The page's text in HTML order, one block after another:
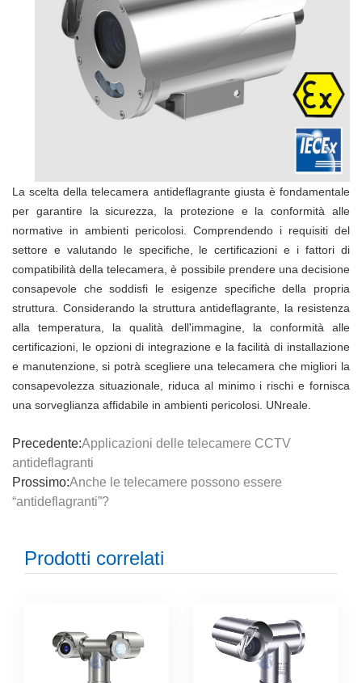
La scelta della telecamera antideflagrante giusta è fondamentale
per garantire la sicurezza, la protezione e la conformità alle
normative in ambienti pericolosi. Comprendendo i requisiti del
settore e valutando le specifiche, le certificazioni e i fattori di
compatibilità della telecamera, è possibile prendere una decisione
consapevole che soddisfi le esigenze specifiche della propria
struttura. Considerando la struttura antideflagrante, la resistenza
alla temperatura, la qualità dell'immagine, la conformità alle
certificazioni, le opzioni di integrazione e la facilità di installazione
e manutenzione, si potrà scegliere una telecamera che migliori la
consapevolezza situazionale, riduca al minimo i rischi e fornisca
una sorveglianza affidabile in ambienti pericolosi. UNreale.
Precedente:Applicazioni delle telecamere CCTV
antideflagranti
Prossimo:Anche le telecamere possono essere
“antideflagranti”?
Prodotti correlati